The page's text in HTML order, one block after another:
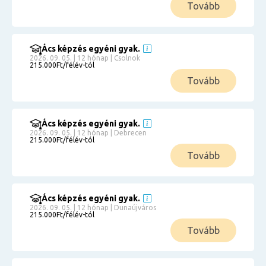
Tovább
Ács képzés egyéni gyak.
2026. 09. 05. | 12 hónap | Csolnok
215.000Ft/félév-tól
Tovább
Ács képzés egyéni gyak.
2026. 09. 05. | 12 hónap | Debrecen
215.000Ft/félév-tól
Tovább
Ács képzés egyéni gyak.
2026. 09. 05. | 12 hónap | Dunaújváros
215.000Ft/félév-tól
Tovább